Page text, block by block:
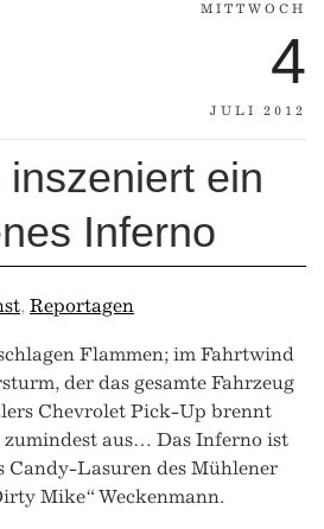
MITTWOCH
4
JULI 2012
ein
Inferno
, Reportagen
Flammen; im Fahrtwind
der das gesamte Fahrzeug
Chevrolet Pick-Up brennt
zumindest aus… Das Inferno ist
Candy-Lasuren des Mühlener
Mike“ Weckenmann.